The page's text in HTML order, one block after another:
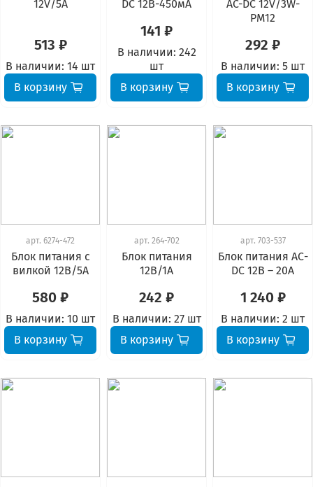
12V/5А
513 ₽
В наличии: 14 шт
В корзину
DC 12В-450мА
141 ₽
В наличии: 242
шт
В корзину
AC-DC 12V/3W-
PM12
292 ₽
В наличии: 5 шт
В корзину
арт. 6274-472
Блок питания с
вилкой 12В/5А
580 ₽
В наличии: 10 шт
В корзину
арт. 264-702
Блок питания
12В/1А
242 ₽
В наличии: 27 шт
В корзину
арт. 703-537
Блок питания АС-
DC 12В – 20А
1 240 ₽
В наличии: 2 шт
В корзину